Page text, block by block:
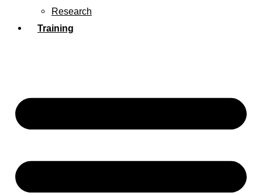
Research
Training